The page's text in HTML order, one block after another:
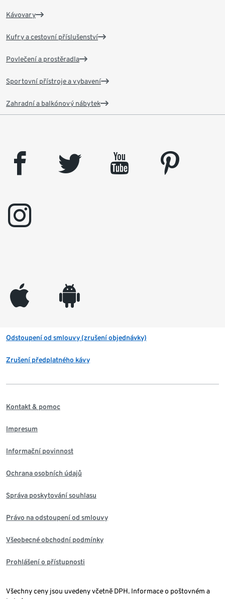
Kávovary
Kufry a cestovní příslušenství
Povlečení a prostěradla
Sportovní přístroje a vybavení
Zahradní a balkónový nábytek
facebook twitter youtube
pinterest
instagram
appleinc android
Odstoupení od smlouvy (zrušení objednávky)
Zrušení předplatného kávy
Kontakt & pomoc
Impresum
Informační povinnost
Ochrana osobních údajů
Správa poskytování souhlasu
Právo na odstoupení od smlouvy
Všeobecné obchodní podmínky
Prohlášení o přístupnosti
Všechny ceny jsou uvedeny včetně DPH. Informace o poštovném a